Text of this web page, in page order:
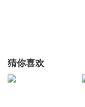
猜你喜欢